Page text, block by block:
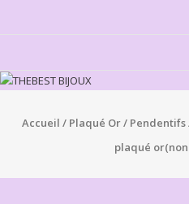
Accueil / Plaqué Or/ Pendentifs
plaqué